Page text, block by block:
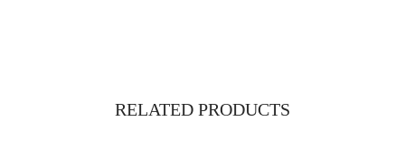
RELATED PRODUCTS